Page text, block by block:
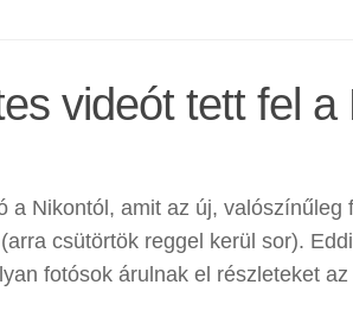
videót tett fel a
a Nikontól, amit az új,
csütörtök reggel kerül sor).
fotósok árulnak el részleteket